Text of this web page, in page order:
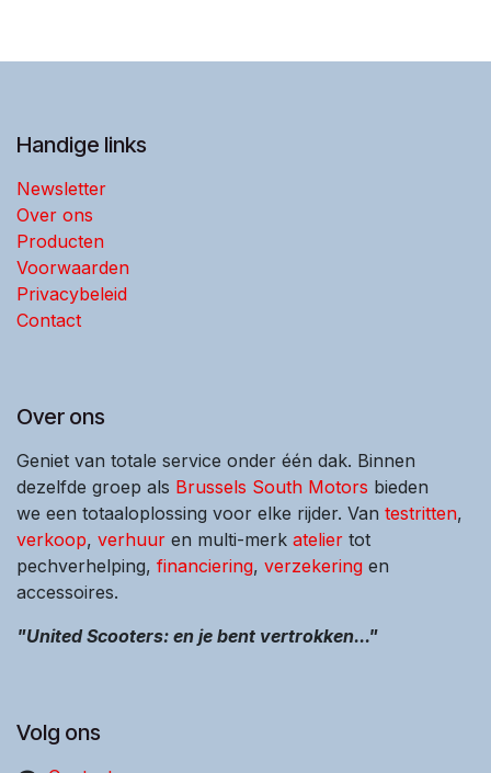
Handige links
Newsletter
Over ons
Producten
Voorwaarden
Privacybeleid
Contact
Over ons
Geniet van totale service onder één dak. Binnen
dezelfde groep als Brussels South Motors bieden
we een totaaloplossing voor elke rijder. Van testritten,
verkoop, verhuur en multi-merk atelier tot
pechverhelping, financiering, verzekering en
accessoires.
"United Scooters: en je bent vertrokken..."
Volg ons